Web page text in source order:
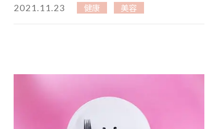
2021.11.23 健康 美容